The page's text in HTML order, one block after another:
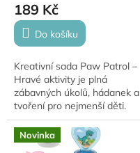
189 Kč
Do košíku
Kreativní sada Paw Patrol –
Hravé aktivity je plná
zábavných úkolů, hádanek a
tvoření pro nejmenší děti.
Obsahuje knihu aktivit, fixy,
pěnový papír a další doplňky.
Ideální na...
Novinka